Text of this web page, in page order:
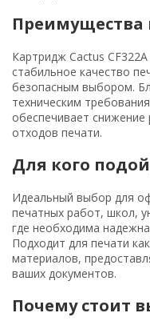
Преимущества
Картридж Cactus
стабильное качество
безопасным выбором.
техническим
обеспечивает
отходов печати.
Для кого
Идеальный выбор для
печатных работ, школ,
где необходима
Подходит для печати
материалов,
ваших документов.
Почему стоит